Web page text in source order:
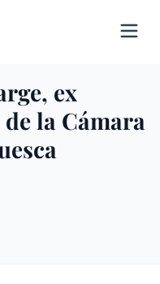
ex
la Cámara